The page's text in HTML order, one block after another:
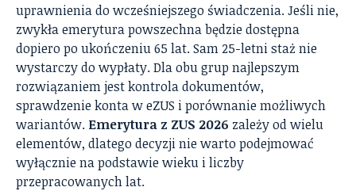
uprawnienia do wcześniejszego świadczenia. Jeśli nie,
zwykła emerytura powszechna będzie dostępna
dopiero po ukończeniu 65 lat. Sam 25-letni staż nie
wystarczy do wypłaty. Dla obu grup najlepszym
rozwiązaniem jest kontrola dokumentów,
sprawdzenie konta w eZUS i porównanie możliwych
wariantów. Emerytura z ZUS 2026 zależy od wielu
elementów, dlatego decyzji nie warto podejmować
wyłącznie na podstawie wieku i liczby
przepracowanych lat.